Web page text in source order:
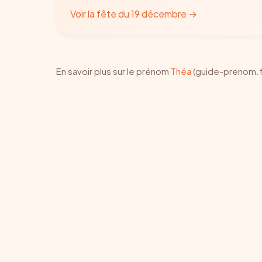
Voir la fête du 19 décembre →
En savoir plus sur le prénom Théa (guide-